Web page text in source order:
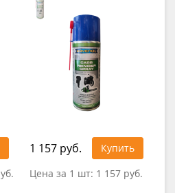
1 157 руб.
Купить
Цена за 1 шт: 1 157 руб.